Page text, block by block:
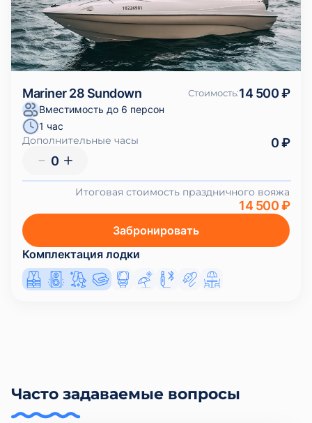
Mariner 28 Sundown Стоимость:14 500 ₽
Вместимость до 6 персон
1 час
Дополнительные часы
0
0 ₽
Итоговая стоимость праздничного вояжа
14 500 ₽
Забронировать
Комплектация лодки
Часто задаваемые вопросы